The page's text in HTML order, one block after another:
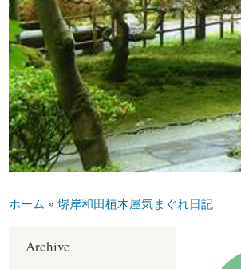
ホーム » 堺岸和田植木屋気まぐれ日記
Archive